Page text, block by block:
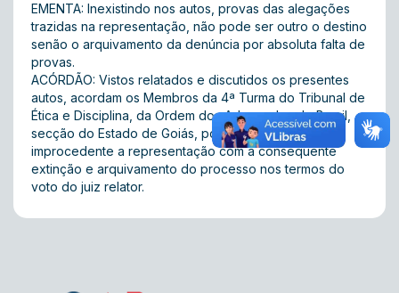
EMENTA: Inexistindo nos autos, provas das alegações
trazidas na representação, não pode ser outro o destino
senão o arquivamento da denúncia por absoluta falta de
provas.
ACÓRDÃO: Vistos relatados e discutidos os presentes
autos, acordam os Membros da 4ª Turma do Tribunal de
Ética e Disciplina, da Ordem dos Advogados do Brasil,
secção do Estado de Goiás, por unanimidade julgar
improcedente a representação com a consequente
extinção e arquivamento do processo nos termos do
voto do juiz relator.